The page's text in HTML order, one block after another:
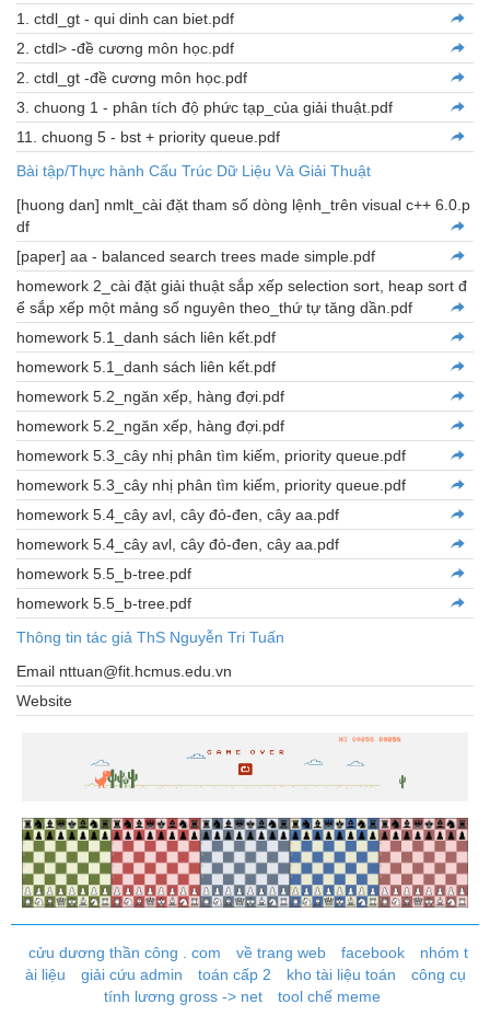
1. ctdl_gt - qui dinh can biet.pdf
2. ctdl> -đề cương môn học.pdf
2. ctdl_gt -đề cương môn học.pdf
3. chuong 1 - phân tích độ phức tạp_của giải thuật.pdf
11. chuong 5 - bst + priority queue.pdf
Bài tập/Thực hành Cấu Trúc Dữ Liệu Và Giải Thuật
[huong dan] nmlt_cài đặt tham số dòng lệnh_trên visual c++ 6.0.p
df
[paper] aa - balanced search trees made simple.pdf
homework 2_cài đặt giải thuật sắp xếp selection sort, heap sort đ
ể sắp xếp một mảng số nguyên theo_thứ tự tăng dần.pdf
homework 5.1_danh sách liên kết.pdf
homework 5.1_danh sách liên kết.pdf
homework 5.2_ngăn xếp, hàng đợi.pdf
homework 5.2_ngăn xếp, hàng đợi.pdf
homework 5.3_cây nhị phân tìm kiếm, priority queue.pdf
homework 5.3_cây nhị phân tìm kiếm, priority queue.pdf
homework 5.4_cây avl, cây đỏ-đen, cây aa.pdf
homework 5.4_cây avl, cây đỏ-đen, cây aa.pdf
homework 5.5_b-tree.pdf
homework 5.5_b-tree.pdf
Thông tin tác giả ThS Nguyễn Tri Tuấn
Email nttuan@fit.hcmus.edu.vn
Website
cửu dương thần công . com về trang web facebook
nhóm t
ài liệu
giải cứu admin toán cấp 2 kho tài liệu toán
công cụ
tính lương gross -> net
tool chế meme